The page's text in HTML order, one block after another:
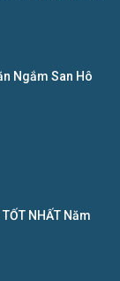
Ngắm San Hô
NHẤT Năm